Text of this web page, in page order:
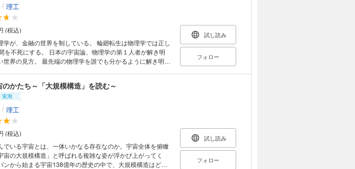
ｉがつながらない？ 「エコキュート」はエアコンと同じ？
火力、水力発電も、基本は同じ？ 地上に太陽をつくる？
使われている物理学 そもそもなぜスマホで会話ができる
速いのか どうして「指紋」がわかるのか 緊急地震速報
てくれるのか 電波は体に悪い？ ５章 医療をささえ
計には物理学が詰まっている？ 指を挟むだけで血液中
かるのはなぜ？ ＭＲＩはなにを画像にしているの？ レ
論のおかげ？ 粒子線治療では、なぜがんのある場所で止ま
は何の力で動いているのか 肩こり・腰痛への物理学的
ェブサイトは物理学のためのものだった？ ＡＩで世紀
こるのか？ 物理の道を志した「こっくりさん」事件とは
「あたりまえ」は「あたりまえ」ではないかもしれない そ
在するのか あなたの知っていた「１キロ」は１キロではな
い 渡り鳥とオーロラの共通点とは？
/ 理工
(税込)
学が、金融の世界を制している。 輪廻転生は物理学では正し
の宇宙論、物理学の第１人者が解き明
世界の見方。 最先端の物理学を誰でも分かるように解き明か
光の話―― ５章
できている――素粒子、原子、分子の世界―― ６章 時間
相対性理論の話―― ７章 意識が現実を変える？
話――
試し読み
フォロー
かたち～「大規模構造」を読む～
実用
/ 理工
(税込)
でいる宇宙とは、一体いかなる存在なのか。宇宙全体を俯瞰
宙の大規模構造」と呼ばれる複雑な姿が浮かび上がってく
ンから始まる宇宙138億年の歴史の中で、大規模構造はどの
試し読み
フォロー